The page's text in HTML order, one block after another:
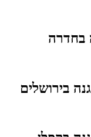
בחדרה
בירושלים